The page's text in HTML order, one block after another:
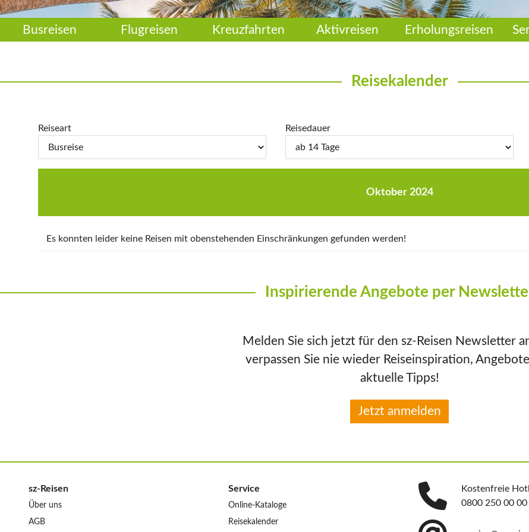
Busreisen Flugreisen Kreuzfahrten Aktivreisen Erholungsreisen
Reisekalender
Reiseart Reisedauer
Oktober 2024
Es konnten leider keine Reisen mit obenstehenden Einschränkungen gefunden werden!
Inspirierende Angebote per
Melden Sie sich jetzt für den sz-Reisen Newsletter
verpassen Sie nie wieder Reiseinspiration,
aktuelle Tipps!
Jetzt anmelden
sz-Reisen
Über uns
AGB
Service
Online-Kataloge
Reisekalender
Kostenfreie
0800 250 00 00